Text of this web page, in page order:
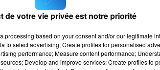
de votre vie privée est notre priorité
processing based on your consent and/or our legitimate
to select advertising; Create profiles for personalised
performance; Measure content performance;
Develop and improve services; Create profiles to